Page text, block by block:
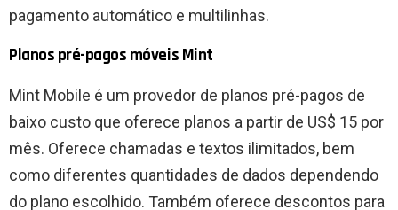
pagamento automático e multilinhas.
Planos pré-pagos móveis Mint
Mint Mobile é um provedor de planos pré-pagos de
baixo custo que oferece planos a partir de US$ 15 por
mês. Oferece chamadas e textos ilimitados, bem
como diferentes quantidades de dados dependendo
do plano escolhido. Também oferece descontos para